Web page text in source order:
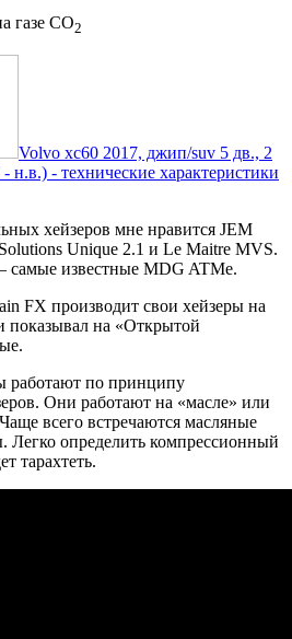
газе CO2
Volvo xc60 2017, джип/suv 5 дв., 2
н.в.) - технические характеристики
хейзеров мне нравится JEM
Unique 2.1 и Le Maitre MVS.
самые известные MDG ATMe.
FX производит свои хейзеры на
показывал на «Открытой
работают по принципу
Они работают на «масле» или
всего встречаются масляные
Легко определить компрессионный
тарахтеть.